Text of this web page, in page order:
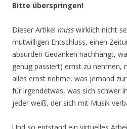
Bitte überspringen!
Dieser Artikel muss wirklich nicht
mutwilligen Entschluss, einen
absurden Gedanken nachhängt,
genug passiert) ernst zu nehmen,
alles ernst nehme, was jemand
für irgendetwas, was sich schwer
jeder weiß, der sich mit Musik